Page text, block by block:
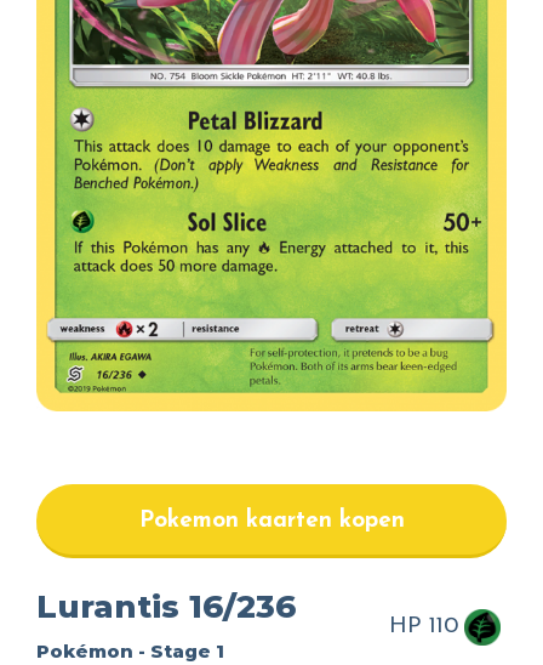
Pokemon kaarten kopen
Lurantis 16/236
Pokémon - Stage 1
HP 110